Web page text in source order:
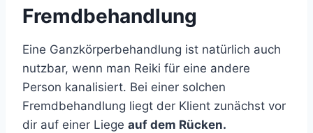
Fremdbehandlung
Eine Ganzkörperbehandlung ist natürlich auch
nutzbar, wenn man Reiki für eine andere
Person kanalisiert. Bei einer solchen
Fremdbehandlung liegt der Klient zunächst vor
dir auf einer Liege auf dem Rücken.